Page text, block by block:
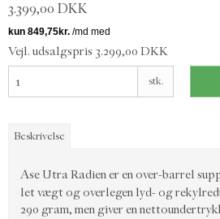
3.399,00 DKK
Vejl. udsalgspris 3.299,00 DKK
stk.
Beskrivelse
Ase Utra Radien er en over-barrel
let vægt og overlegen lyd- og
290 gram, men giver en